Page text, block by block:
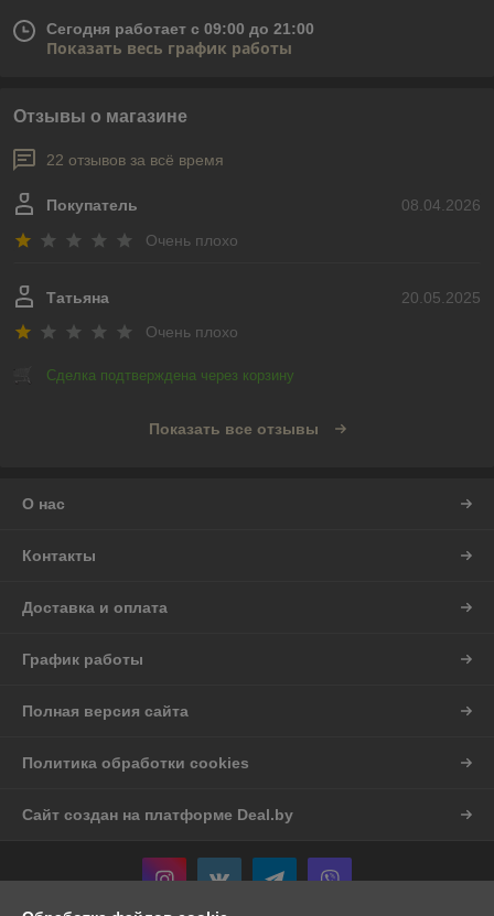
Сегодня работает с 09:00 до 21:00
Показать весь график работы
Отзывы о магазине
22 отзывов за всё время
08.04.2026
Покупатель
Очень плохо
20.05.2025
Татьяна
Очень плохо
Сделка подтверждена через корзину
Показать все отзывы
О нас
Контакты
Доставка и оплата
График работы
Полная версия сайта
Политика обработки cookies
Сайт создан на платформе Deal.by